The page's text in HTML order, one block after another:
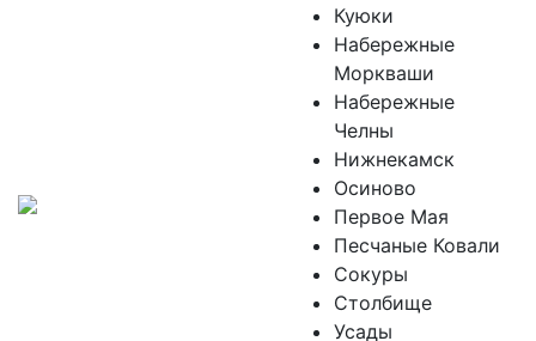
Куюки
Набережные
Моркваши
Набережные
Челны
Нижнекамск
Осиново
Первое Мая
Песчаные Ковали
Сокуры
Столбище
Усады